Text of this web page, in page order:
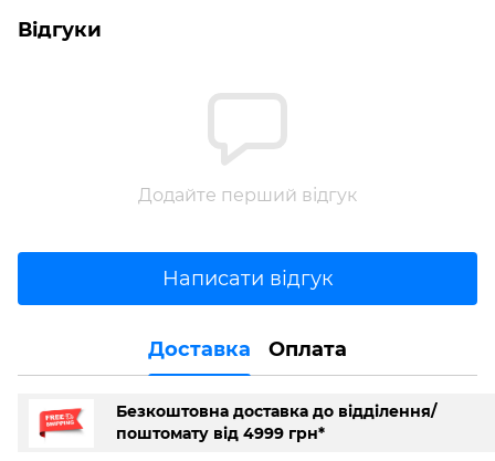
Відгуки
Додайте перший відгук
Написати відгук
Доставка Оплата
Безкоштовна доставка до відділення/
поштомату від 4999 грн*